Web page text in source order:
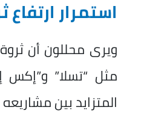
استمرار
ويرى محللون أن
مثل “تسلا” و”إكس
المتزايد بين